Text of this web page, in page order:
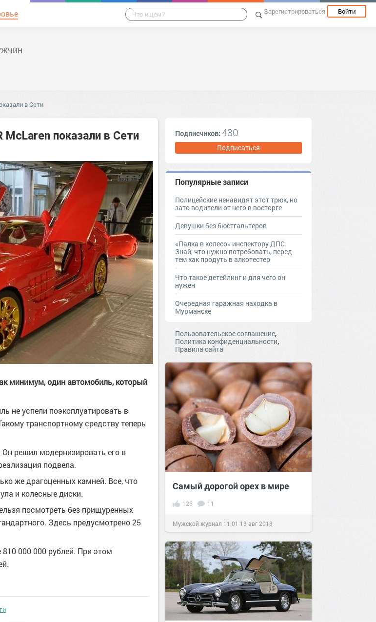
Зарегистрироваться Войти
в Сети
показали в Сети
минимум, один автомобиль, который
не успели поэксплуатировать в
транспортному средству теперь
Он решил модернизировать его в
подвела.
же драгоценных камней. Все, что
и колесные диски.
посмотреть без прищуренных
Здесь предусмотрено 25
000 000 рублей. При этом
Подписчиков: 430
Подписаться
Популярные записи
Полицейские ненавидят этот трюк, но
зато водители от него в восторге
Девушки без бюстгальтеров
«Палка в колесо» инспектору ДПС.
Знай, что нужно потребовать, перед
тем как продуть в алкотестер
Что такое детейлинг и для чего он
нужен
Очередная гаражная находка в
Мурманске
Пользовательское соглашение,
Политика конфиденциальности,
Правила сайта
Самый дорогой орех в мире
126 11
Мужской журнал 11:01 13 авг 2018